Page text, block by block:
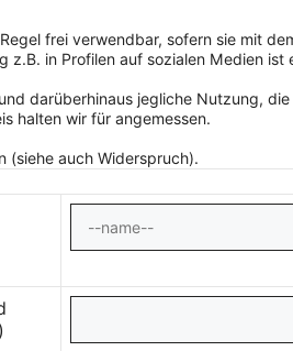
frei verwendbar, sofern sie mit
z.B. in Profilen auf sozialen Medien ist
darüberhinaus jegliche Nutzung,
halten wir für angemessen.
(siehe auch Widerspruch).